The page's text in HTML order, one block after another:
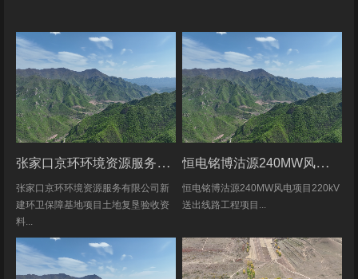
张家口京环环境资源服务有限公司新建环卫保障基地项目土地复垦验收资料
张家口京环环境资源服务有限公司新
建环卫保障基地项目土地复垦验收资
料...
恒电铭博沽源240MW风电项目220kV送出线路工程项目土地复垦验收资料
恒电铭博沽源240MW风电项目220kV
送出线路工程项目...